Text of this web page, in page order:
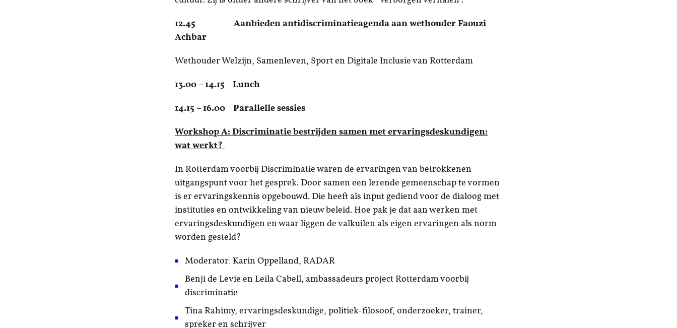
12.45 Aanbieden antidiscriminatieagenda aan wethouder Faouzi
Achbar
Wethouder Welzijn, Samenleven, Sport en Digitale Inclusie van Rotterdam
13.00 – 14.15 Lunch
14.15 – 16.00 Parallelle sessies
Workshop A: Discriminatie bestrijden samen met ervaringsdeskundigen:
wat werkt?
In Rotterdam voorbij Discriminatie waren de ervaringen van betrokkenen
uitgangspunt voor het gesprek. Door samen een lerende gemeenschap te vormen
is er ervaringskennis opgebouwd. Die heeft als input gediend voor de dialoog met
instituties en ontwikkeling van nieuw beleid. Hoe pak je dat aan werken met
ervaringsdeskundigen en waar liggen de valkuilen als eigen ervaringen als norm
worden gesteld?
Moderator: Karin Oppelland, RADAR
Benji de Levie en Leila Cabell, ambassadeurs project Rotterdam voorbij
discriminatie
Tina Rahimy, ervaringsdeskundige, politiek-filosoof, onderzoeker, trainer,
spreker en schrijver